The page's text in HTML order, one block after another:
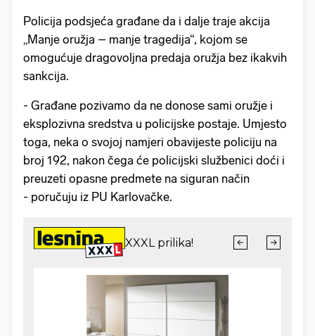
Policija podsjeća građane da i dalje traje akcija
„Manje oružja – manje tragedija“, kojom se
omogućuje dragovoljna predaja oružja bez ikakvih
sankcija.
- Građane pozivamo da ne donose sami oružje i
eksplozivna sredstva u policijske postaje. Umjesto
toga, neka o svojoj namjeri obavijeste policiju na
broj 192, nakon čega će policijski službenici doći i
preuzeti opasne predmete na siguran način
- poručuju iz PU Karlovačke.